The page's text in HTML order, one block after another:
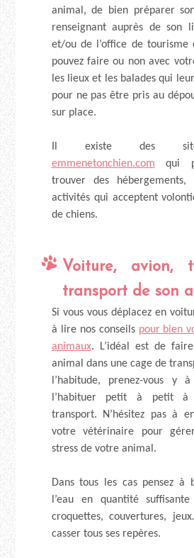
animal, de bien préparer
renseignant auprès de son
et/ou de l’office de tourisme
pouvez faire ou non avec
les lieux et les balades qui
pour ne pas être pris au
sur place.
Il existe des
emmenetonchien.com qui
trouver des hébergements,
activités qui acceptent
de chiens.
Voiture,
transport de son
Si vous vous déplacez en
à lire nos conseils pour bien
animaux. L’idéal est de
animal dans une cage de
l’habitude, prenez-vous y
l’habituer petit à petit
transport. N’hésitez pas à
votre vétérinaire pour
stress de votre animal.
Dans tous les cas pensez à
l’eau en quantité
croquettes, couvertures,
casser tous ses repères.